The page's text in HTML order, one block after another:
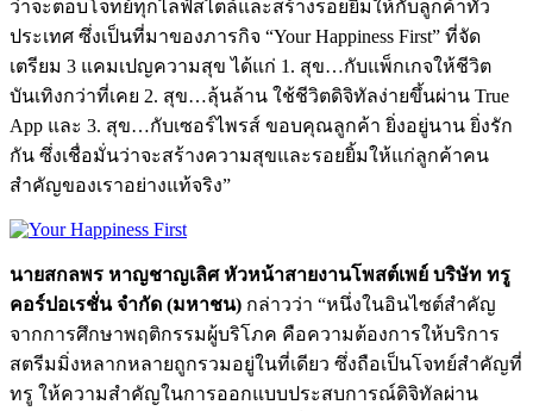
ว่าจะตอบโจทย์ทุกไลฟ์สไตล์และสร้างรอยยิ้มให้กับลูกค้าทั่ว
ประเทศ ซึ่งเป็นที่มาของภารกิจ “Your Happiness First” ที่จัด
เตรียม 3 แคมเปญความสุข ได้แก่ 1. สุข…กับแพ็กเกจให้ชีวิต
บันเทิงกว่าที่เคย 2. สุข…ลุ้นล้าน ใช้ชีวิตดิจิทัลง่ายขึ้นผ่าน True
App และ 3. สุข…กับเซอร์ไพรส์ ขอบคุณลูกค้า ยิ่งอยู่นาน ยิ่งรัก
กัน ซึ่งเชื่อมั่นว่าจะสร้างความสุขและรอยยิ้มให้แก่ลูกค้าคน
สำคัญของเราอย่างแท้จริง”
นายสกลพร หาญชาญเลิศ หัวหน้าสายงานโพสต์เพย์ บริษัท ทรู
คอร์ปอเรชั่น จำกัด (มหาชน) กล่าวว่า “หนึ่งในอินไซต์สำคัญ
จากการศึกษาพฤติกรรมผู้บริโภค คือความต้องการให้บริการ
สตรีมมิ่งหลากหลายถูกรวมอยู่ในที่เดียว ซึ่งถือเป็นโจทย์สำคัญที่
ทรู ให้ความสำคัญในการออกแบบประสบการณ์ดิจิทัลผ่าน